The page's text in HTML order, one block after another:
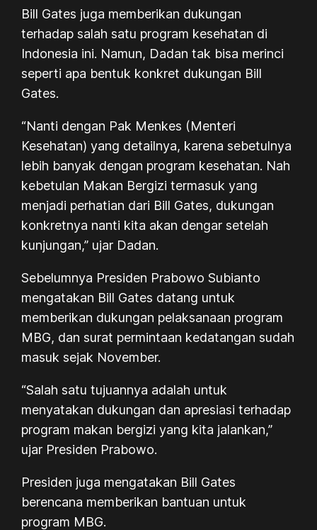
Bill Gates juga memberikan dukungan
terhadap salah satu program kesehatan di
Indonesia ini. Namun, Dadan tak bisa merinci
seperti apa bentuk konkret dukungan Bill
Gates.
“Nanti dengan Pak Menkes (Menteri
Kesehatan) yang detailnya, karena sebetulnya
lebih banyak dengan program kesehatan. Nah
kebetulan Makan Bergizi termasuk yang
menjadi perhatian dari Bill Gates, dukungan
konkretnya nanti kita akan dengar setelah
kunjungan,” ujar Dadan.
Sebelumnya Presiden Prabowo Subianto
mengatakan Bill Gates datang untuk
memberikan dukungan pelaksanaan program
MBG, dan surat permintaan kedatangan sudah
masuk sejak November.
“Salah satu tujuannya adalah untuk
menyatakan dukungan dan apresiasi terhadap
program makan bergizi yang kita jalankan,”
ujar Presiden Prabowo.
Presiden juga mengatakan Bill Gates
berencana memberikan bantuan untuk
program MBG.